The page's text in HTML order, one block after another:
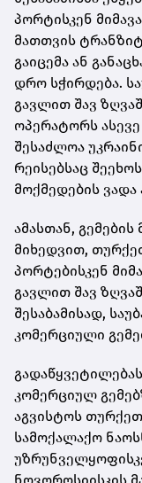
პორტისკენ
მათთვის
გაიცემა ან
დრო სჭირდება.
გავლით შავ
ოპერატორს
შესაძლოა
რეისებსაც
მოქმედების ვადა
ამასთან,
მიხედვით,
პორტებისკენ
გავლით შავ
შესაბამისად,
კომერციული
კომერციულ
აგვისტოს
სამოქალაქო